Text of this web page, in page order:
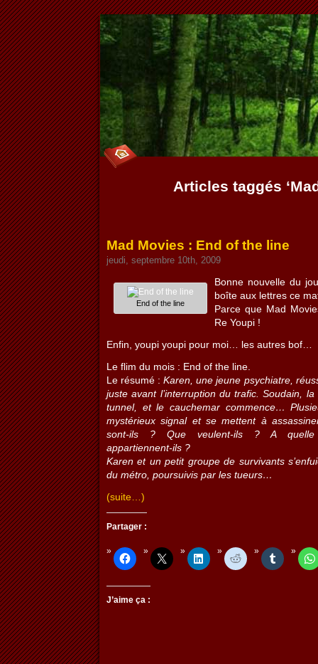
Articles taggés
Mad Movies : End of the line
jeudi, septembre 10th, 2009
End of the line
Bonne nouvelle du
boîte aux lettres ce
Parce que Mad
Re Youpi !
Enfin, youpi youpi pour moi… les autres bof…
Le flim du mois : End of the line.
Le résumé :Karen, une jeune psychiatre,
juste avant l’interruption du trafic. Soudain, la
tunnel, et le cauchemar commence…
mystérieux signal et se mettent à
sont-ils ? Que veulent-ils ? A quelle
appartiennent-ils ?
Karen et un petit groupe de survivants
du métro, poursuivis par les tueurs…
(suite…)
Partager :
J’aime ça :